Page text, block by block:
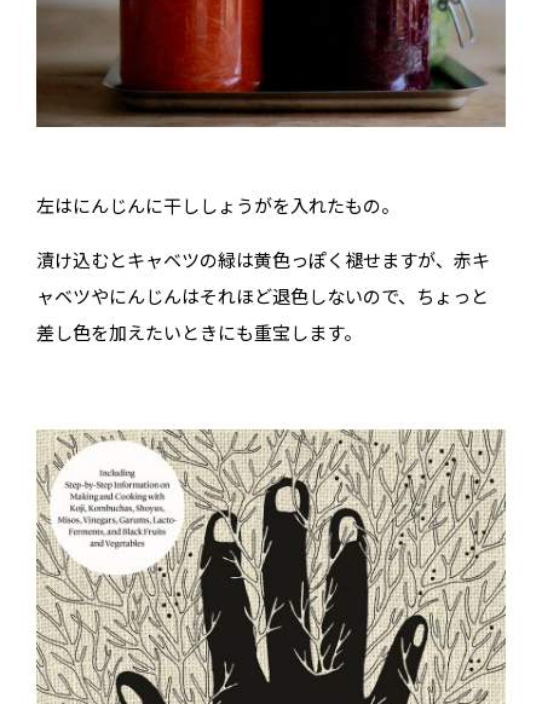
左はにんじんに干ししょうがを入れたもの。
漬け込むとキャベツの緑は黄色っぽく褪せますが、赤キ
ャベツやにんじんはそれほど退色しないので、ちょっと
差し色を加えたいときにも重宝します。